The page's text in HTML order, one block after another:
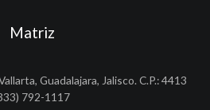
Matriz
Guadalajara, Jalisco. C.P.: 4413
792-1117